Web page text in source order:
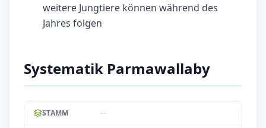
weitere Jungtiere können während des
Jahres folgen
Systematik Parmawallaby
STAMM --